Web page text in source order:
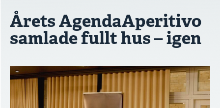
Aktuellt
Publikationer
Kontakta oss
Årets AgendaAperitivo
samlade fullt hus – igen